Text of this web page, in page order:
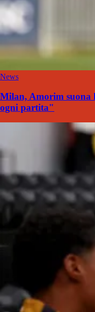
News
Milan, Amorim suona
ogni partita"